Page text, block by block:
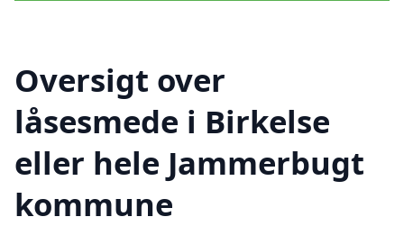
Oversigt over
låsesmede i Birkelse
eller hele Jammerbugt
kommune